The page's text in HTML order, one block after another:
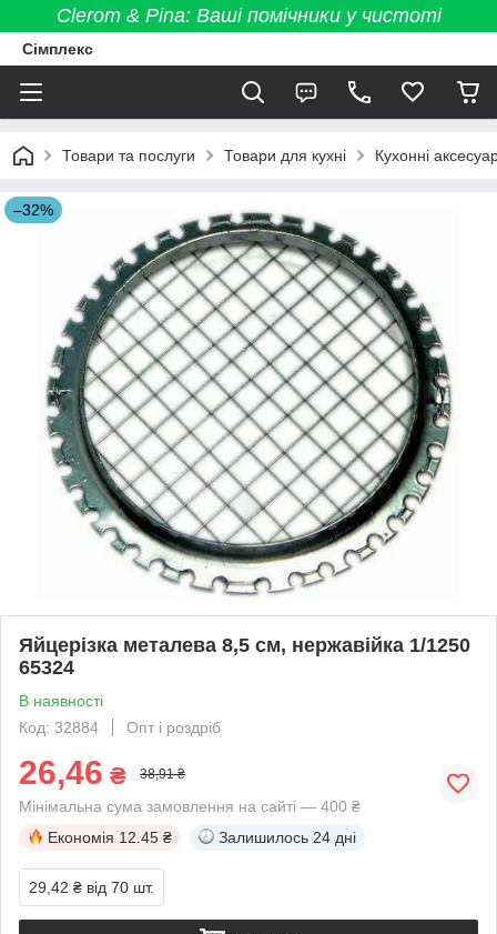
Clerom & Pina: Ваші помічники у чистоті
Сімплекс
Товари та послуги Товари для кухні Кухонні
–32%
Яйцерізка металева 8,5 см, нержавійка 1/1250
65324
В наявності
Код: 32884
Опт і роздріб
26,46 ₴ 38,91 ₴
Мінімальна сума замовлення на сайті — 400 ₴
Економія 12.45 ₴ Залишилось 24 дні
29,42 ₴ від 70 шт.